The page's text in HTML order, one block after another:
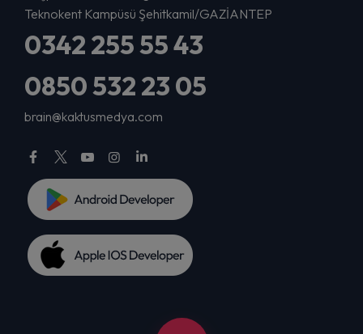
Teknokent Kampüsü Şehitkamil/GAZİANTEP
0342 255 55 43
0850 532 23 05
brain@kaktusmedya.com